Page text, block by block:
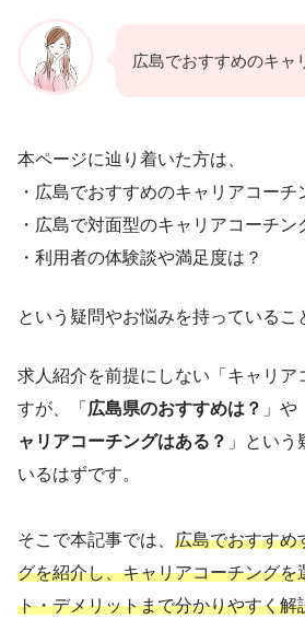
広島でおすすめのキャ
本ページに辿り着いた方は、
・広島でおすすめのキャリアコーチ
・広島で対面型のキャリアコーチン
・利用者の体験談や満足度は？
という疑問やお悩みを持っているこ
求人紹介を前提にしない「キャリア
すが、「 広島県のおすすめは？ 」や
ャリアコーチングはある？ 」という
いるはずです。
そこで本記事では、 広島でおすすめ
グを紹介し、キャリアコーチングを
ト・デメリットまで分かりやすく解